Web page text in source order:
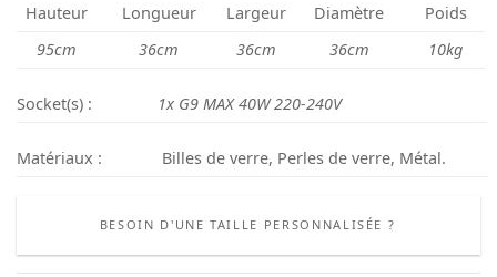
Hauteur Longueur Largeur Diamètre
Poids
95cm
36cm 36cm 36cm 10kg
Socket(s) : 1x G9 MAX 40W 220-240V
Matériaux : Billes de verre, Perles de verre, Métal.
BESOIN D'UNE TAILLE PERSONNALISÉE ?